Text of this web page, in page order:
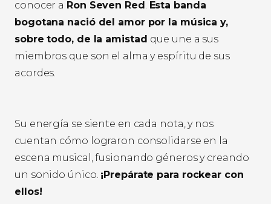
conocer a Ron Seven Red. Esta banda
bogotana nació del amor por la música y,
sobre todo, de la amistad que une a sus
miembros que son el alma y espíritu de sus
acordes.
Su energía se siente en cada nota, y nos
cuentan cómo lograron consolidarse en la
escena musical, fusionando géneros y creando
un sonido único. ¡Prepárate para rockear con
ellos!